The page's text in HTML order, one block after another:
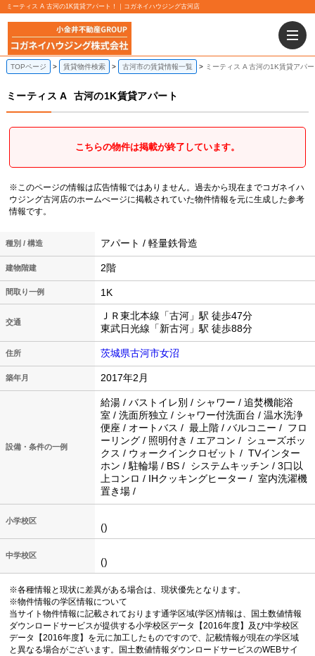
ミーティス A 古河の1K賃貸アパート！｜コガネイハウジング古河店
TOPページ 賃貸物件検索 古河市の賃貸情報一覧 ミーティス A 古河の1K賃貸アパ
ミーティス A 古河の1K賃貸アパート
こちらの物件は掲載が終了しています。
※このページの情報は広告情報ではありません。過去から現在までコガネイハ
ウジング古河店のホームぺージに掲載されていた物件情報を元に生成した参考
情報です。
種別 / 構造 アパート / 軽量鉄骨造
建物階建 2階
間取り一例 1K
交通
ＪＲ東北本線「古河」駅 徒歩47分
東武日光線「新古河」駅 徒歩88分
住所 茨城県古河市女沼
築年月 2017年2月
設備・条件の一例
給湯 / バストイレ別 / シャワー / 追焚機能浴
室 / 洗面所独立 / シャワー付洗面台 / 温水洗浄
便座 / オートバス / 最上階 / バルコニー / フロ
ーリング / 照明付き / エアコン / シューズボッ
クス / ウォークインクロゼット / TVインター
ホン / 駐輪場 / BS / システムキッチン / 3口以
上コンロ / IHクッキングヒーター / 室内洗濯機
置き場 /
小学校区
()
中学校区
()
※各種情報と現状に差異がある場合は、現状優先となります。
※物件情報の学区情報について
当サイト物件情報に記載されております通学区域(学区)情報は、国土数値情報
ダウンロードサービスが提供する小学校区データ【2016年度】及び中学校区
データ【2016年度】を元に加工したものですので、記載情報が現在の学区域
と異なる場合がございます。国土数値情報ダウンロードサービスのWEBサイ